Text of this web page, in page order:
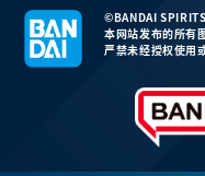
©BANDAI
本网站发布的所有
严禁未经授权使用